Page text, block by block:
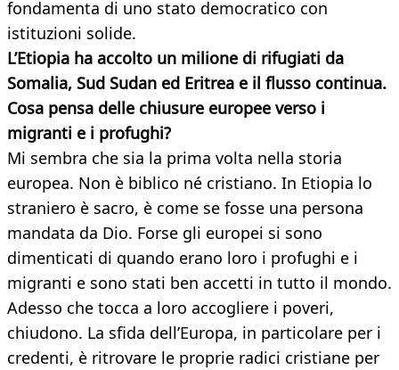
fondamenta di uno stato democratico con
istituzioni solide.
L’Etiopia ha accolto un milione di rifugiati da
Somalia, Sud Sudan ed Eritrea e il flusso continua.
Cosa pensa delle chiusure europee verso i
migranti e i profughi?
Mi sembra che sia la prima volta nella storia
europea. Non è biblico né cristiano. In Etiopia lo
straniero è sacro, è come se fosse una persona
mandata da Dio. Forse gli europei si sono
dimenticati di quando erano loro i profughi e i
migranti e sono stati ben accetti in tutto il mondo.
Adesso che tocca a loro accogliere i poveri,
chiudono. La sfida dell’Europa, in particolare per i
credenti, è ritrovare le proprie radici cristiane per